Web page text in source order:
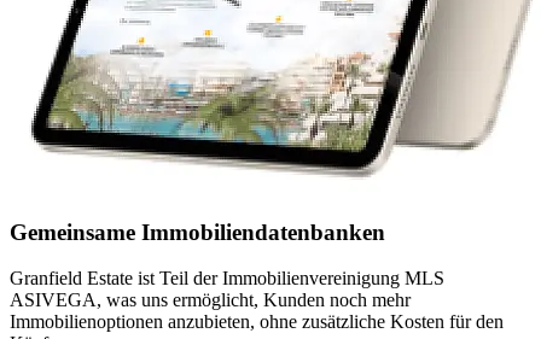
Gemeinsame Immobiliendatenbanken
Granfield Estate ist Teil der Immobilienvereinigung MLS
ASIVEGA, was uns ermöglicht, Kunden noch mehr
Immobilienoptionen anzubieten, ohne zusätzliche Kosten für den